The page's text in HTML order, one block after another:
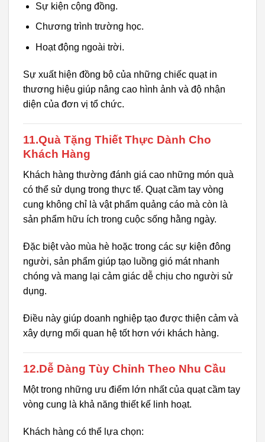
Sự kiện cộng đồng.
Chương trình trường học.
Hoạt động ngoài trời.
Sự xuất hiện đồng bộ của những chiếc quạt in
thương hiệu giúp nâng cao hình ảnh và độ nhận
diện của đơn vị tổ chức.
11.Quà Tặng Thiết Thực Dành Cho
Khách Hàng
Khách hàng thường đánh giá cao những món quà
có thể sử dụng trong thực tế. Quạt cầm tay vòng
cung không chỉ là vật phẩm quảng cáo mà còn là
sản phẩm hữu ích trong cuộc sống hằng ngày.
Đặc biệt vào mùa hè hoặc trong các sự kiện đông
người, sản phẩm giúp tạo luồng gió mát nhanh
chóng và mang lại cảm giác dễ chịu cho người sử
dụng.
Điều này giúp doanh nghiệp tạo được thiện cảm và
xây dựng mối quan hệ tốt hơn với khách hàng.
12.Dễ Dàng Tùy Chỉnh Theo Nhu Cầu
Một trong những ưu điểm lớn nhất của quạt cầm tay
vòng cung là khả năng thiết kế linh hoạt.
Khách hàng có thể lựa chọn: